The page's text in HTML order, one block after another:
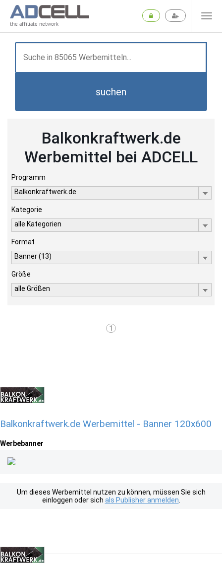
the affiliate network
suchen
Balkonkraftwerk.de
Werbemittel bei ADCELL
Programm
Balkonkraftwerk.de
Kategorie
alle Kategorien
Format
Banner (13)
Größe
alle Größen
1
Balkonkraftwerk.de Werbemittel - Banner 120x600
Werbebanner
Um dieses Werbemittel nutzen zu können, müssen Sie sich
einloggen oder sich als Publisher anmelden